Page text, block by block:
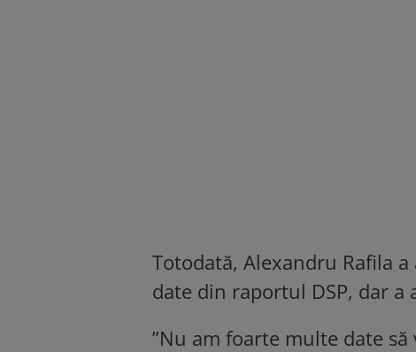
Totodată, Alexandru Rafila
date din raportul DSP, dar a
”Nu am foarte multe date